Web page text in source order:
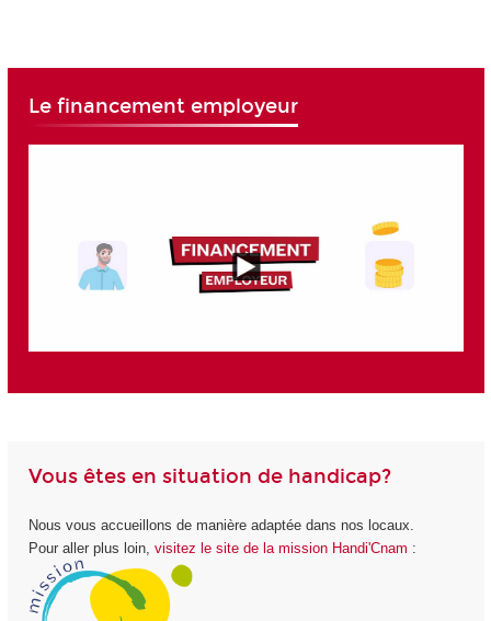
Le financement employeur
Vous êtes en situation de handicap?
Nous vous accueillons de manière adaptée dans nos locaux.
Pour aller plus loin, visitez le site de la mission Handi'Cnam :